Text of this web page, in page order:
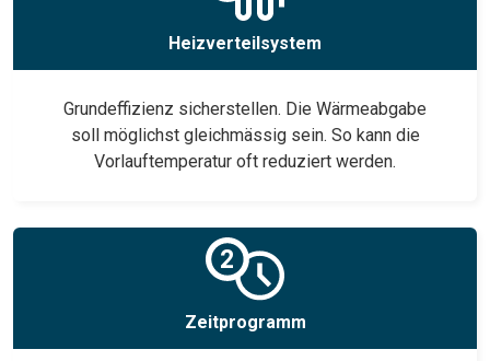
Heizverteilsystem
Grundeffizienz sicherstellen. Die Wärmeabgabe
soll möglichst gleichmässig sein. So kann die
Vorlauftemperatur oft reduziert werden.
Zeitprogramm